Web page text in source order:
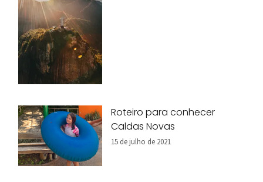
Roteiro para conhecer
Caldas Novas
15 de julho de 2021